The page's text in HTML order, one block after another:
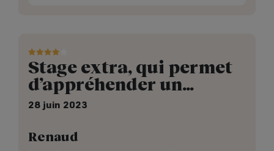
Stage extra, qui permet
d’appréhender un…
28 juin 2023
Renaud